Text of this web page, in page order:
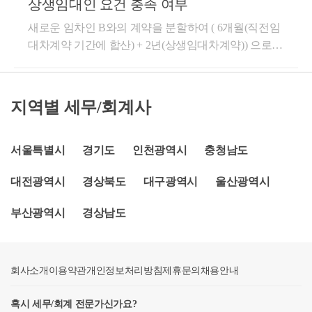
세액 계산을 해야 합니다.
액요건, 계약 시점 등을 살펴보아야 합니다. 특히 임
기 때문에 많은 분들이 애먹는 부분도 있으신데요
인 혜택이 주어지는 것입니다. 올해를 기점으로 일몰
당 주택을 취득한 날부터양도한 날을 기준으로 봅니
다.이때 중요한 건세율을 측정할 때의 보유기간과장기
보유특별공제를 적용할 때의 보유기간을다르게 보아
만, 장기보유특별공제의 경우보유기간 기산일은 상속
년 or 2년 미만 단기 세율을 적용하진 않지만장기보유
별공제 주요 Q &amp; AQ. 거주 사실이 없는 1세대 1주
재 1세대 1주택인 경우,2020년 1월 1일 이후 양도분 부
율을 적용받게 됩니다.그렇다면 거주 안하고는 아예
임대주택 요건을 갖춘 경우에 한하여2년 거주했다는
정으로 조기퇴거한 경우 상생임대주택 비과세 특례를
적용할 수 있는지 여부[ 요 지 ]귀 질의의 경우, 기존 해
석사례인 “서면-2022-법규재산-1236(2022.10.31.)” 및
정부 재산세제과-1412(2022.11.10.)”를 참고하시기 바
질의 신청의 사실관계와 같이, 국내에 1주택을 소유한
1세대가 해당 주택을 취득한 후 「소득세법 시행령」
제155조의3제1항제4호에 따른 직전 임대차계약 및 같
서,임차인의 조기퇴거로 상생임대차계약에 따라 실제
다.○ 기획재정부 재산세제과-1412(2022.11.10.)｢소득세
차계약” 또는 “상생임대차계약”을 체결하였으나, 임차
재무회계팀- 세무법인 넥스트
약”이란 거주자甲이 주택을 취득한 후, 임차인과 새로
이 체결한 계약을 의미합니다. *보다 구체적인 상담을
의 임대 기간(이하 “종전 임대기간”이라 한다) 요건을
충족하지 못한 경우, 종전 임대 기간과 새롭게 체결한
임대차계약(종전 임대차계약의 임대보증금 또는 임대
고하시길 바랍니다. 소득세법 시행령 제155조의3(상생
임대주택에 대한 1세대1주택의 특례) ① 국내에 1주택
밖의 법령에 따라 1세대1주택으로 보는 경우를 포함한
주택(이하 “상생임대주택”이라 한다)을 양도하는 경우
4를 적용할 때 해당 규정에 따른 거주기간의 제한을 받
취득으로 임대인의 지위가 승계된 경우의 임대차계약
이 100분의 5를 초과하지 않는 임대차계약(이하 “상생
반적인 표준 임대차계약서로 작성하시면 됩니다. 상생
임대주택 양도세 신고시에만 임대차계약서, 상생임대
주택특례신청서만 잘 제출하시면 비과세 가능합니다.
득당시 조정지역일 경우, 2년 이상 거주를 해야 하나
도 거주한 것으로 보아 1세대 1주택 양도소득세 비과
건 ★ 1) '직전계약' 대비 임대료를 5% 이내 인상하면서
임차인과 본인이 직접 계약하고 1년 6개월 이상 임대
인 아닌, 소득세법 시행령의 내용입니다. 아래 법령 참
임대주택에 대한 1세대1주택의 특례】 ① 국내에 1주
상생임대인 요건 충족 여부
새로운 임차인 B와의 계약을 분할하여 ( 6개월(직전임
대차계약 기간에 합산) + 2년(상생임대차계약)) 으로
계약에 해당) -->상생임대차 계약으로 통산하다는것은
예규가 있는데 직전과 상생을 나누어서 가능하다는 예
m/totwm/222849707365
지역별 세무/회계사
서울특별시 경기도 인천광역시 충청남도
대전광역시 경상북도 대구광역시 울산광역시
부산광역시 경상남도
회사소개 이용약관개인정보처리방침제휴문의 채용안내
혹시 세무/회계 전문가신가요?